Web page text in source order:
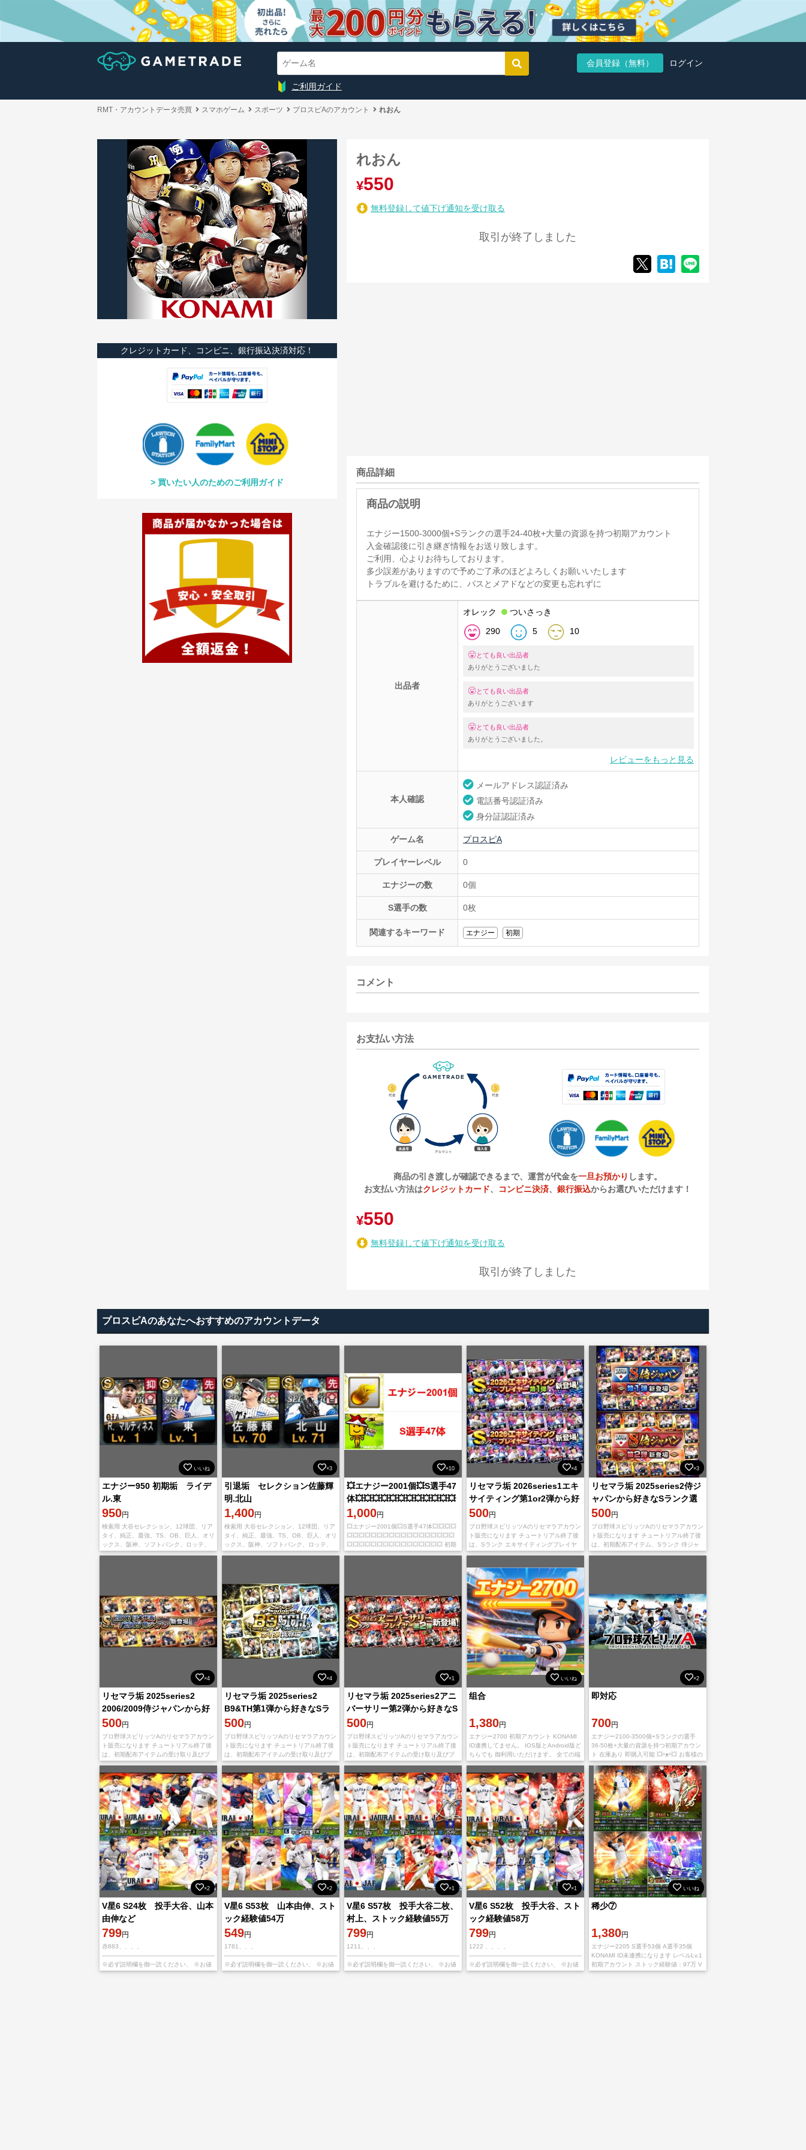
会員登録（無料） ログイン
ご利用ガイド
RMT・アカウントデータ売買 スマホゲーム スポーツ プロスピAのアカウント れおん
クレジットカード、コンビニ、銀行振込決済対応！
買いたい人のためのご利用ガイド
れおん
¥550
無料登録して値下げ通知を受け取る
取引が終了しました
商品詳細
エナジー1500-3000個+Sランクの選手24-40枚+大量の資源を持つ初期アカウント
入金確認後に引き継ぎ情報をお送り致します。
ご利用、心よりお待ちしております。
多少誤差がありますので予めご了承のほどよろしくお願いいたします
トラブルを避けるために、パスとメアドなどの変更も忘れずに
出品者
オレック ついさっき
290 5 10
とても良い出品者
ありがとうございました
とても良い出品者
ありがとうございます
とても良い出品者
ありがとうございました。
レビューをもっと見る
本人確認
メールアドレス認証済み
電話番号認証済み
身分証認証済み
ゲーム名 プロスピA
プレイヤーレベル 0
エナジーの数 0個
S選手の数 0枚
関連するキーワード エナジー 初期
コメント
お支払い方法
商品の引き渡しが確認できるまで、運営が代金を一旦お預かり します。
お支払い方法はクレジットカード、 コンビニ決済、 銀行振込からお選びいただけます！
¥550
無料登録して値下げ通知を受け取る
取引が終了しました
プロスピAのあなたへおすすめのアカウントデータ
いいね
エナジー950 初期垢 ライデ
ル.東
950円
検索用 大谷セレクション、12球団、リア
タイ、純正、最強、TS、OB、巨人、オリ
ックス、阪神、ソフトバンク、ロッテ、
楽天、日ハム、広島カープ、西武、中
×3
引退垢 セレクション佐藤輝
明.北山
1,400円
検索用 大谷セレクション、12球団、リア
タイ、純正、最強、TS、OB、巨人、オリ
ックス、阪神、ソフトバンク、ロッテ、
楽天、日ハム、広島カープ、西武、中
×10
💥エナジー2001個💥S選手47
体💥💥💥💥💥💥💥💥💥💥💥💥
💥💥💥
1,000円
💥エナジー2001個💥S選手47体💥💥💥💥
💥💥💥💥💥💥💥💥💥💥💥💥💥💥💥💥💥💥
💥💥💥💥💥💥💥💥💥💥💥💥💥💥💥💥 初期
垢、 日本サーバー、 Lv1前後 初心者ガイ
×4
リセマラ垢 2026series1エキ
サイティング第1or2弾から好
きなSランク1名選択可+S1名
500円
プロ野球スピリッツAのリセマラアカウン
ト販売になります チュートリアル終了後
は、Sランク エキサイティングプレイヤ
ー契約書(第1弾、第2弾)を含む初期配布ア
って
×3
リセマラ垢 2025series2侍ジ
ャパンから好きなSランク選
手1名選択可+侍S1名※一部在
庫無し
500円
プロ野球スピリッツAのリセマラアカウン
ト販売になります チュートリアル終了後
は、初期配布アイテム、Sランク 侍ジャ
パン契約書(第1弾、第2弾)の受け取り及び
×4
リセマラ垢 2025series2
2006/2009侍ジャパンから好
きなSランク選手1名選択可！
500円
プロ野球スピリッツAのリセマラアカウン
ト販売になります チュートリアル終了後
は、初期配布アイテムの受け取り及びプ
レゼントスカウト以外一切のプレイを行
っておりません。 データの在庫が有る選
手・
×4
リセマラ垢 2025series2
B9&TH第1弾から好きなSラ
ンク選手1名選択可！
500円
プロ野球スピリッツAのリセマラアカウン
ト販売になります チュートリアル終了後
は、初期配布アイテムの受け取り及びプ
レゼントスカウト以外一切のプレイを行
っておりません。 データの在庫が有る選
手・
×1
リセマラ垢 2025series2アニ
バーサリー第2弾から好きなS
ランク選手1名選択可！
500円
プロ野球スピリッツAのリセマラアカウン
ト販売になります チュートリアル終了後
は、初期配布アイテムの受け取り及びプ
レゼントスカウト以外一切のプレイを行
っておりません。 データの在庫が有る選
手・
いいね
组合
1,380円
エナジー2700 初期アカウント KONAMI
ID連携してません。 IOS版とAndroid版ど
ちらでも 御利用いただけます。 全ての端
末でログイン可能です 御入金確認後、引
き継ぎ情報を発送させて頂き
×2
即対応
700円
エナジー2100-3500個+Sランクの選手
36-50枚+大量の資源を持つ初期アカウン
ト 在庫あり 即購入可能 💥ᵒᴥᵒ💥 お客様の
安全とプライバシーを最優先に考え、厳
重なセキュリティ対策を実施します。
×2
V星6 S24枚 投手大谷、山本
由伸など
799円
赤883、、、、
—————————————————————
※必ず説明欄を御一読ください、 ※お値
下げNG※ 丁寧な対応を心がけてます！よ
×2
V星6 S53枚 山本由伸、スト
ック経験値54万
549円
1781、、、
—————————————————————
※必ず説明欄を御一読ください、 ※お値
下げNG※ 丁寧な対応を心がけてます！よ
×1
V星6 S57枚 投手大谷二枚、
村上、ストック経験値55万
799円
1211、、、
—————————————————————
※必ず説明欄を御一読ください、 ※お値
下げNG※ 丁寧な対応を心がけてます！よ
×1
V星6 S52枚 投手大谷、スト
ック経験値58万
799円
1222 、、、、
—————————————————————
※必ず説明欄を御一読ください、 ※お値
下げNG※ 丁寧な対応を心がけてます！よ
いいね
稀少⑦
1,380円
エナジー2205 S選手53個 A選手35個
KONAMI ID未連携になります レベルLv.1
初期アカウント ストック経験値：97万 V
ロード未進行 購入後、1時間以内にお支